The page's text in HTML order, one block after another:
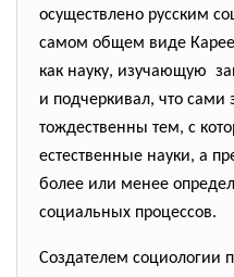
осуществлено русским
самом общем виде
как науку, изучающую
и подчеркивал, что сами
тождественны тем, с
естественные науки, а
более или менее
социальных процессов.
Создателем социологии